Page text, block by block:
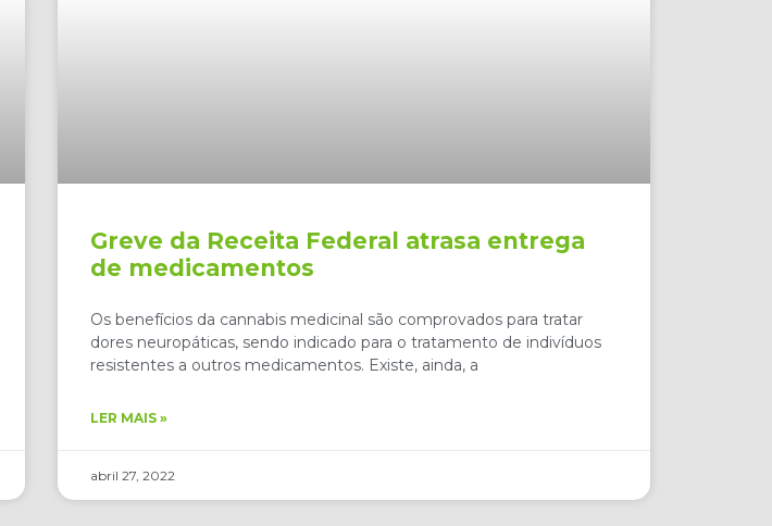
Greve da Receita Federal atrasa entrega
de medicamentos
Os benefícios da cannabis medicinal são comprovados para tratar
dores neuropáticas, sendo indicado para o tratamento de indivíduos
resistentes a outros medicamentos. Existe, ainda, a
LER MAIS »
abril 27, 2022